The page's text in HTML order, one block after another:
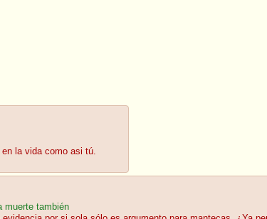
la vida como asi tú.
muerte también